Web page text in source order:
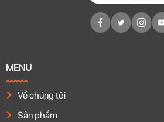
MENU
Về chúng tôi
Sản phẩm